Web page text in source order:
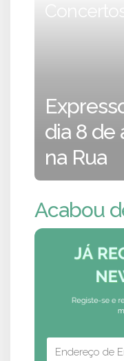
dia 8 de
na Rua
Acabou